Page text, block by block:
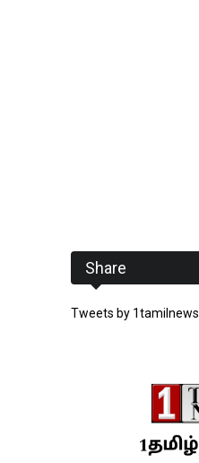
Share
Tweets by 1tamilnews